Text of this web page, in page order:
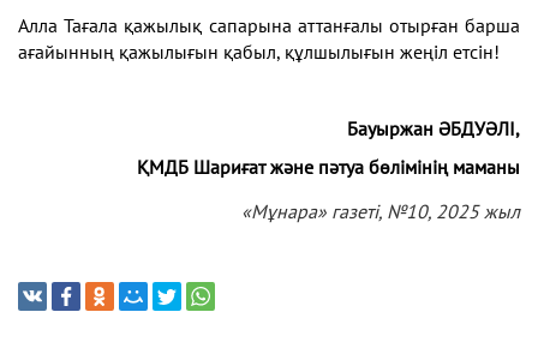
Алла Тағала қажылық сапарына аттанғалы отырған барша
ағайынның қажылығын қабыл, құлшылығын жеңіл етсін!
Бауыржан ӘБДУӘЛІ,
ҚМДБ Шариғат және пәтуа бөлімінің маманы
«Мұнара» газеті, №10, 2025 жыл